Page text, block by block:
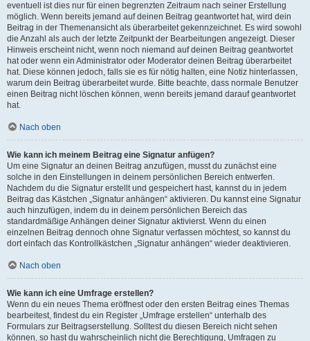
eventuell ist dies nur für einen begrenzten Zeitraum nach seiner Erstellung
möglich. Wenn bereits jemand auf deinen Beitrag geantwortet hat, wird dein
Beitrag in der Themenansicht als überarbeitet gekennzeichnet. Es wird sowohl
die Anzahl als auch der letzte Zeitpunkt der Bearbeitungen angezeigt. Dieser
Hinweis erscheint nicht, wenn noch niemand auf deinen Beitrag geantwortet
hat oder wenn ein Administrator oder Moderator deinen Beitrag überarbeitet
hat. Diese können jedoch, falls sie es für nötig halten, eine Notiz hinterlassen,
warum dein Beitrag überarbeitet wurde. Bitte beachte, dass normale Benutzer
einen Beitrag nicht löschen können, wenn bereits jemand darauf geantwortet
hat.
Nach oben
Wie kann ich meinem Beitrag eine Signatur anfügen?
Um eine Signatur an deinen Beitrag anzufügen, musst du zunächst eine
solche in den Einstellungen in deinem persönlichen Bereich entwerfen.
Nachdem du die Signatur erstellt und gespeichert hast, kannst du in jedem
Beitrag das Kästchen „Signatur anhängen“ aktivieren. Du kannst eine Signatur
auch hinzufügen, indem du in deinem persönlichen Bereich das
standardmäßige Anhängen deiner Signatur aktivierst. Wenn du einen
einzelnen Beitrag dennoch ohne Signatur verfassen möchtest, so kannst du
dort einfach das Kontrollkästchen „Signatur anhängen“ wieder deaktivieren.
Nach oben
Wie kann ich eine Umfrage erstellen?
Wenn du ein neues Thema eröffnest oder den ersten Beitrag eines Themas
bearbeitest, findest du ein Register „Umfrage erstellen“ unterhalb des
Formulars zur Beitragserstellung. Solltest du diesen Bereich nicht sehen
können, so hast du wahrscheinlich nicht die Berechtigung, Umfragen zu